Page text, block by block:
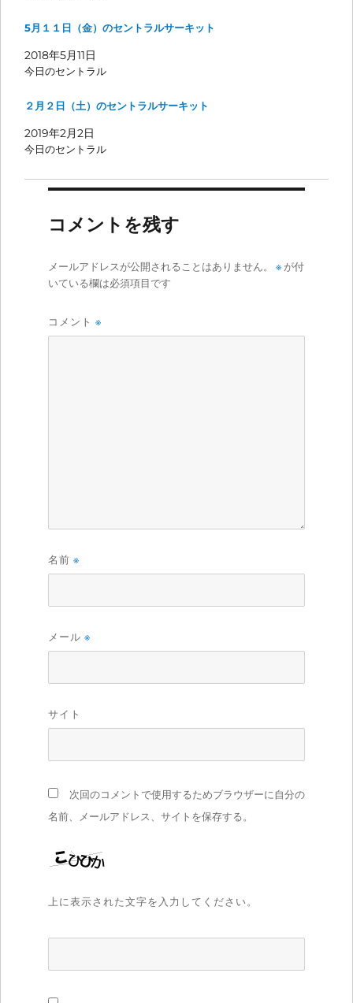
5月１１日（金）のセントラルサーキット
2018年5月11日
今日のセントラル
２月２日（土）のセントラルサーキット
2019年2月2日
今日のセントラル
コメントを残す
メールアドレスが公開されることはありません。 ※が付
いている欄は必須項目です
コメント ※
名前 ※
メール ※
サイト
次回のコメントで使用するためブラウザーに自分の
名前、メールアドレス、サイトを保存する。
上に表示された文字を入力してください。